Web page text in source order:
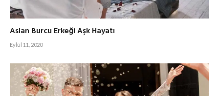
Aslan Burcu Erkeği Aşk Hayatı
Eylül 11, 2020